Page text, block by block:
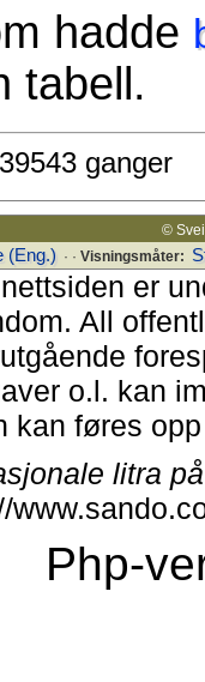
hadde
tabell.
ganger
©
(Eng.) · · Visningsmåter:
er
All
o.l. kan
kan føres
litra
Php-